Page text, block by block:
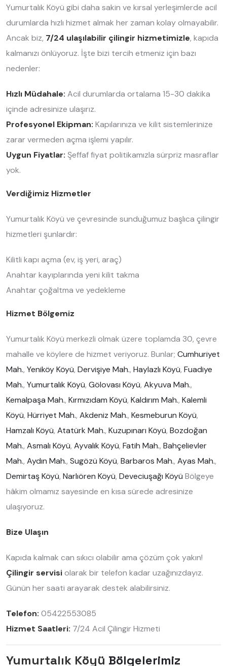
Yumurtalık Köyü gibi daha sakin ve kırsal yerleşimlerde acil
durumlarda hızlı hizmet almak her zaman kolay olmayabilir.
Ancak biz, 7/24 ulaşılabilir çilingir hizmetimizle, kapıda
kalmanızı önlüyoruz. İşte bizi tercih etmeniz için bazı
nedenler:
Hızlı Müdahale: Acil durumlarda ortalama 15-30 dakika
içinde adresinize ulaşırız.
Profesyonel Ekipman: Kapılarınıza ve kilit sistemlerinize
zarar vermeden açma işlemi yapılır.
Uygun Fiyatlar: Şeffaf fiyat politikamızla sürpriz masraflar
yok.
Verdiğimiz Hizmetler
Yumurtalık Köyü ve çevresinde sunduğumuz başlıca çilingir
hizmetleri şunlardır:
Kilitli kapı açma (ev, iş yeri, araç)
Anahtar kayıplarında yeni kilit takma
Anahtar çoğaltma ve yedekleme
Hizmet Bölgemiz
Yumurtalık Köyü merkezli olmak üzere toplamda 30, çevre
mahalle ve köylere de hizmet veriyoruz. Bunlar; Cumhuriyet
Mah., Yeniköy Köyü, Dervişiye Mah., Haylazlı Köyü, Fuadiye
Mah., Yumurtalık Köyü, Gölovası Köyü, Akyuva Mah.,
Kemalpaşa Mah., Kırmızıdam Köyü, Kaldırım Mah., Kalemli
Köyü, Hürriyet Mah., Akdeniz Mah., Kesmeburun Köyü,
Hamzalı Köyü, Atatürk Mah., Kuzupınarı Köyü, Bozdoğan
Mah., Asmalı Köyü, Ayvalık Köyü, Fatih Mah., Bahçelievler
Mah., Aydın Mah., Sugözü Köyü, Barbaros Mah., Ayas Mah.,
Demirtaş Köyü, Narlıören Köyü, Deveciuşağı Köyü Bölgeye
hâkim olmamız sayesinde en kısa sürede adresinize
ulaşıyoruz.
Bize Ulaşın
Kapıda kalmak can sıkıcı olabilir ama çözüm çok yakın!
Çilingir servisiolarak bir telefon kadar uzağınızdayız.
Günün her saati arayarak destek alabilirsiniz.
Telefon: 05422553085
Hizmet Saatleri: 7/24 Acil Çilingir Hizmeti
Yumurtalık Köyü Bölgelerimiz